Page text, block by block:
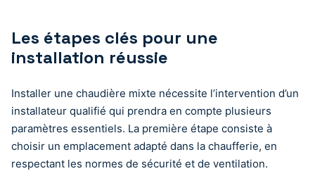
Les étapes clés pour une
installation réussie
Installer une chaudière mixte nécessite l’intervention d’un
installateur qualifié qui prendra en compte plusieurs
paramètres essentiels. La première étape consiste à
choisir un emplacement adapté dans la chaufferie, en
respectant les normes de sécurité et de ventilation.